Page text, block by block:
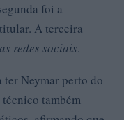
foi a
A terceira
redes sociais.
Neymar perto do
também